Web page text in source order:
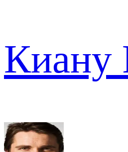
Киану